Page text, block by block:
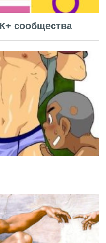
сообщества